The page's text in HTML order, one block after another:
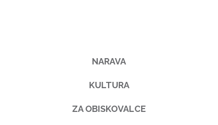
NARAVA
KULTURA
ZA OBISKOVALCE